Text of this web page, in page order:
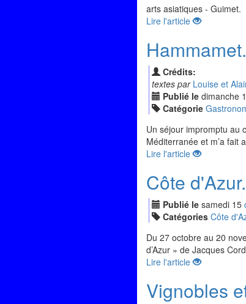
arts asiatiques - Guimet.
Lire l'article
Crédits:
textes par Louise et
Publié le dimanche
Catégorie
Un séjour impromptu au
Méditerranée et m’a fait
Lire l'article
Côte
Publié le samedi 15
Catégories Côte
Du 27 octobre au 20
d’Azur » de Jacques
Lire l'article
Vignobles